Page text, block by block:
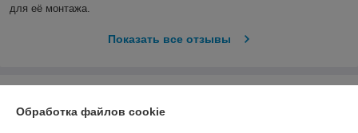
для её монтажа.
Показать все отзывы
Обработка файлов cookie